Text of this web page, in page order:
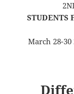
STUDENTS
March 28-